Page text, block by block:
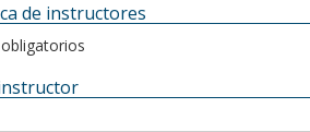
de instructores